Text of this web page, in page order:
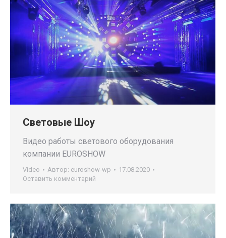
Световые Шоу
Видео работы светового оборудования
компании EUROSHOW
Video Автор: euroshow-wp
17.08.2020
Оставить комментарий